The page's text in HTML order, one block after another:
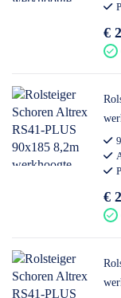
€
€